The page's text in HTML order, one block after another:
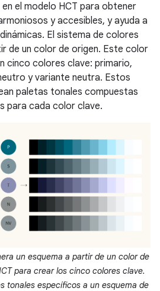
el modelo HCT para obtener
y accesibles, y ayuda a
El sistema de colores
de un color de origen. Este color
cinco colores clave: primario,
y variante neutra. Estos
paletas tonales compuestas
para cada color clave.
un esquema a partir de un color de
para crear los cinco colores clave.
tonales específicos a un esquema de